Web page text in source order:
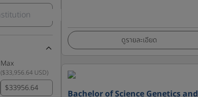
Max
($33,956.64 USD)
$
ดูรายละเอียด
Bachelor of Science Genetics and